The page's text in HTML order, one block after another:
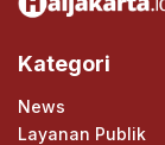
Kategori
News
Layanan Publik